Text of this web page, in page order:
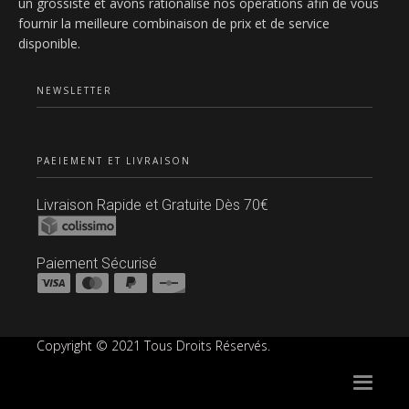
fournir la meilleure combinaison de prix et de service
disponible.
NEWSLETTER
PAEIEMENT ET LIVRAISON
Livraison Rapide et Gratuite Dès 70€
Paiement Sécurisé
Copyright © 2021 Tous Droits Réservés.